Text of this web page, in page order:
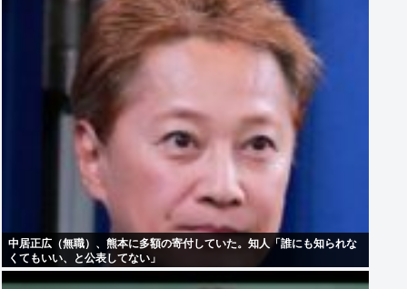
中居正広（無職）、熊本に多額の寄付していた。知人「誰にも知られな
くてもいい、と公表してない」